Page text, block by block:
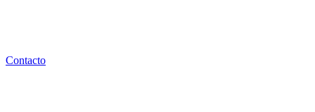
Contacto